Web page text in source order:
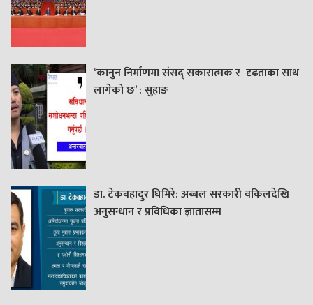
‘कानुन निर्माणमा संसद् सकारात्मक र दृढताका साथ
लागेको छ’ : सुहाङ
डा. टेकबहादुर घिमिरे: अब्बल सरकारी वकिलदेखि
अनुसन्धान र प्रविधिका ज्ञातासम्म